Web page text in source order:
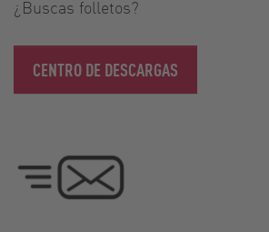
¿Buscas folletos?
CENTRO DE DESCARGAS